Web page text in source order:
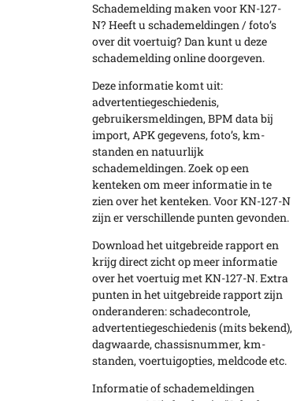
Schademelding maken voor KN-127-
N? Heeft u schademeldingen / foto’s
over dit voertuig? Dan kunt u deze
schademelding online doorgeven.
Deze informatie komt uit:
advertentiegeschiedenis,
gebruikersmeldingen, BPM data bij
import, APK gegevens, foto’s, km-
standen en natuurlijk
schademeldingen. Zoek op een
kenteken om meer informatie in te
zien over het kenteken. Voor KN-127-N
zijn er verschillende punten gevonden.
Download het uitgebreide rapport en
krijg direct zicht op meer informatie
over het voertuig met KN-127-N. Extra
punten in het uitgebreide rapport zijn
onderanderen: schadecontrole,
advertentiegeschiedenis (mits bekend),
dagwaarde, chassisnummer, km-
standen, voertuigopties, meldcode etc.
Informatie of schademeldingen